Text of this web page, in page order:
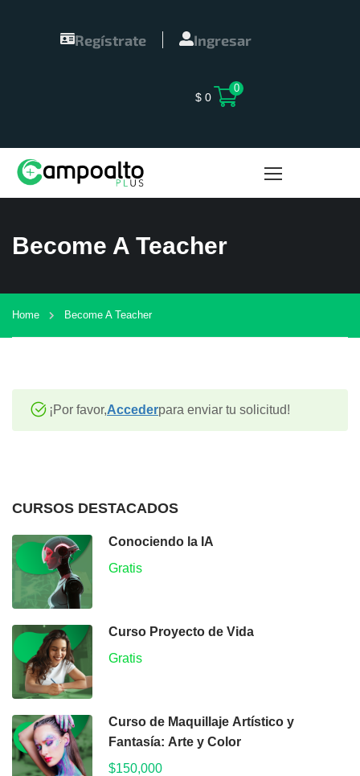
Regístrate Ingresar
$ 0
0
Become A Teacher
Home Become A Teacher
¡Por favor,Accederpara enviar tu solicitud!
CURSOS DESTACADOS
Conociendo la IA
Gratis
Curso Proyecto de Vida
Gratis
Curso de Maquillaje Artístico y
Fantasía: Arte y Color
$150,000